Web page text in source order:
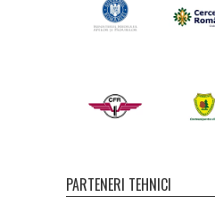
PARTENERI TEHNICI